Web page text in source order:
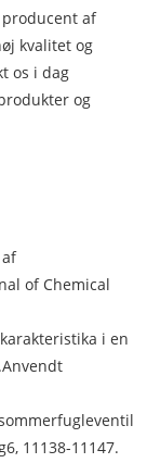
af
kvalitet og
os i dag
og
of Chemical
i en
Anvendt
6, 11138-11147.